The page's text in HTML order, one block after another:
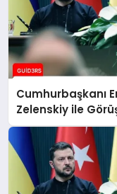
Cumhurbaşkanı
Zelenskiy ile